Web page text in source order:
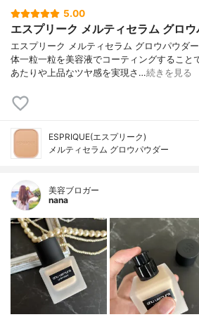
5.00
エスプリーク メルティセラム グロ
エスプリーク メルティセラム グロウパウダ
体一粒一粒を美容液でコーティングすること
あたりや上品なツヤ感を実現さ…続きを見る
ESPRIQUE(エスプリーク)
メルティセラム グロウパウダー
美容ブロガー
nana